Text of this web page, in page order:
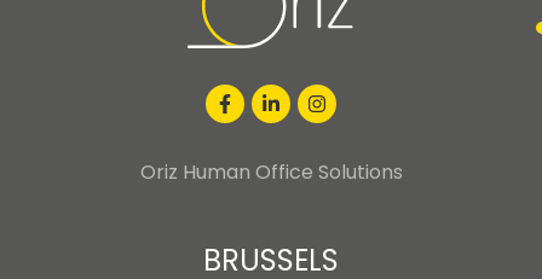
Oriz Human Office Solutions
BRUSSELS